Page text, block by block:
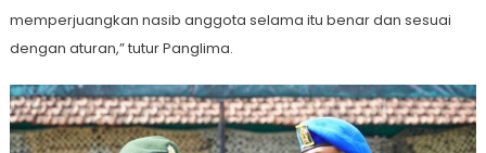
memperjuangkan nasib anggota selama itu benar dan sesuai
dengan aturan,” tutur Panglima.